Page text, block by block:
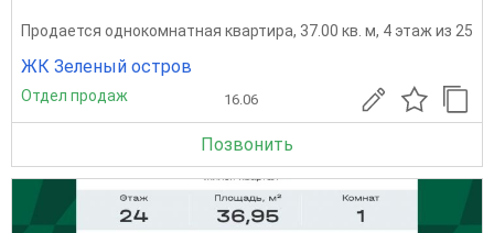
Продается однокомнатная квартира, 37.00 кв. м, 4 этаж из 25
ЖК Зеленый остров
Отдел продаж 16.06
Позвонить